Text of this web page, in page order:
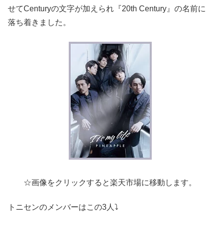
せてCenturyの文字が加えられ『20th Century』の名前に
落ち着きました。
☆画像をクリックすると楽天市場に移動します。
トニセンのメンバーはこの3人⤵